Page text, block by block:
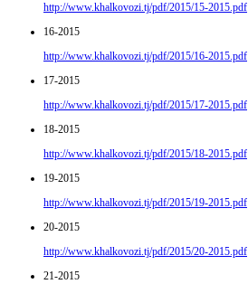
http://www.khalkovozi.tj/pdf/2015/15-2015.pdf
16-2015
http://www.khalkovozi.tj/pdf/2015/16-2015.pdf
17-2015
http://www.khalkovozi.tj/pdf/2015/17-2015.pdf
18-2015
http://www.khalkovozi.tj/pdf/2015/18-2015.pdf
19-2015
http://www.khalkovozi.tj/pdf/2015/19-2015.pdf
20-2015
http://www.khalkovozi.tj/pdf/2015/20-2015.pdf
21-2015